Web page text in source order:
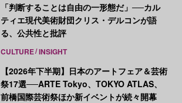
「判断することは自由の一形態だ」──カル
ティエ現代美術財団クリス・デルコンが語
る、公共性と批評
CULTURE INSIGHT
【2026年下半期】日本のアートフェア＆芸術
祭17選──ARTE Tokyo、TOKYO ATLAS、
前橋国際芸術祭ほか新イベントが続々開幕